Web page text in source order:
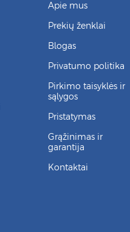
Apie mus
Prekių ženklai
Blogas
Privatumo politika
Pirkimo taisyklės ir
sąlygos
Pristatymas
Grąžinimas ir
garantija
Kontaktai